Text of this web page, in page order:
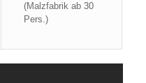
(Malzfabrik ab 30
Pers.)